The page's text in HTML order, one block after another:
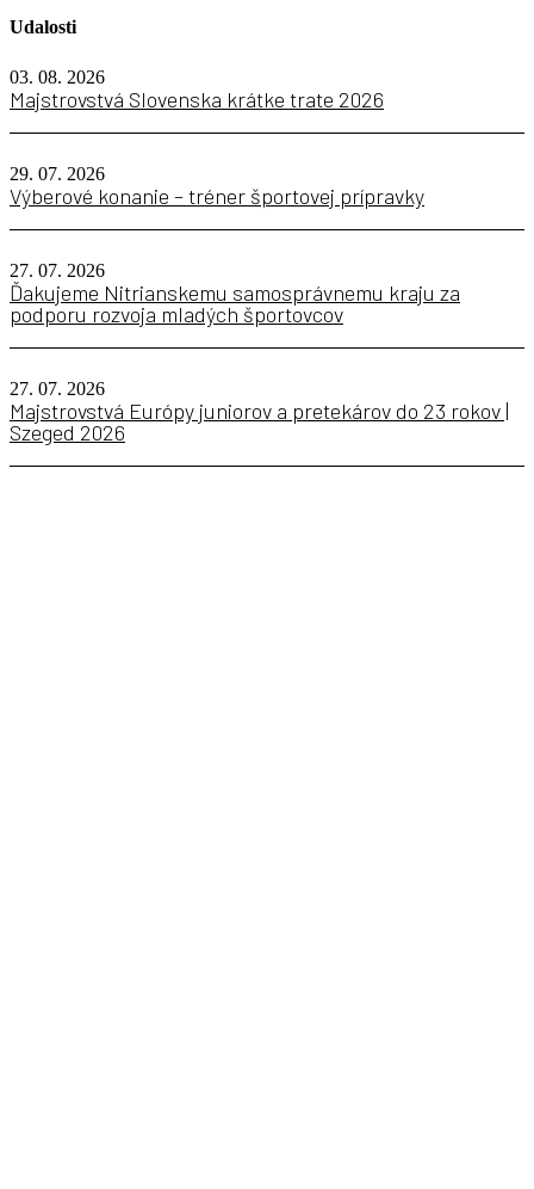
Udalosti
03. 08. 2026
Majstrovstvá Slovenska krátke trate 2026
29. 07. 2026
Výberové konanie – tréner športovej prípravky
27. 07. 2026
Ďakujeme Nitrianskemu samosprávnemu kraju za
podporu rozvoja mladých športovcov
27. 07. 2026
Majstrovstvá Európy juniorov a pretekárov do 23 rokov |
Szeged 2026